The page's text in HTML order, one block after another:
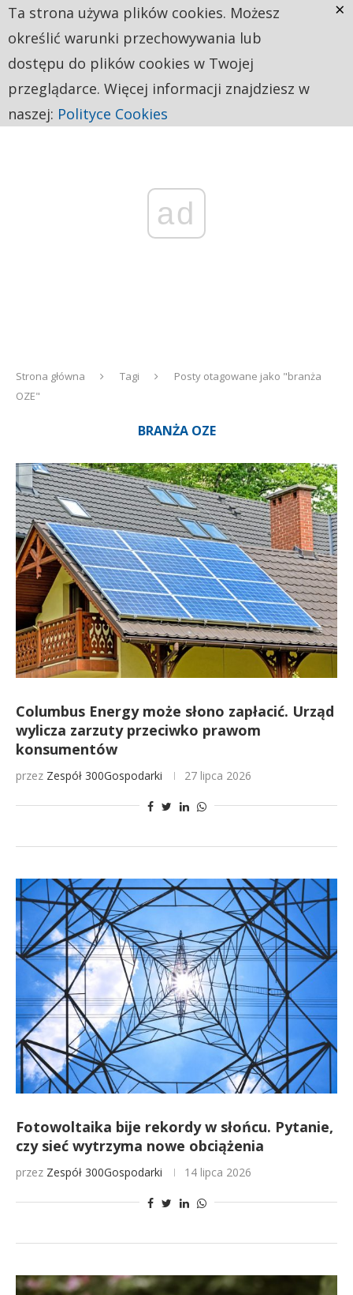
ad
Strona główna Tagi
Posty otagowane jako "branża
OZE"
BRANŻA OZE
Columbus Energy może słono zapłacić. Urząd
wylicza zarzuty przeciwko prawom
konsumentów
przez Zespół 300Gospodarki 27 lipca 2026
Fotowoltaika bije rekordy w słońcu. Pytanie,
czy sieć wytrzyma nowe obciążenia
przez Zespół 300Gospodarki 14 lipca 2026
Ta strona używa plików cookies. Możesz
określić warunki przechowywania lub
dostępu do plików cookies w Twojej
przeglądarce. Więcej informacji znajdziesz w
naszej: Polityce Cookies
×